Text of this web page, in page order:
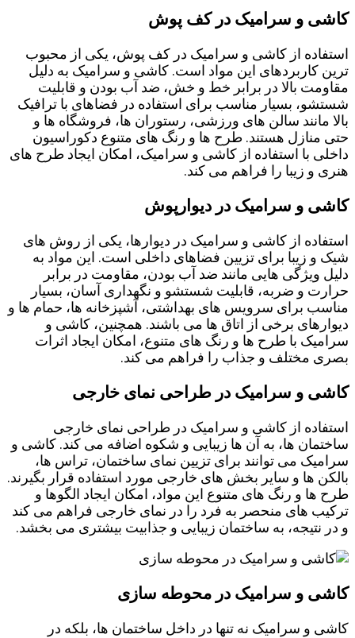
کاشی و سرامیک در کف ‌پوش
استفاده از کاشی و سرامیک در کف ‌پوش، یکی از محبوب‌
ترین کاربردهای این مواد است. کاشی و سرامیک به دلیل
مقاومت بالا در برابر خط و خش، ضد آب بودن و قابلیت
شستشو، بسیار مناسب برای استفاده در فضاهای با ترافیک
بالا مانند سالن ‌های ورزشی، رستوران‌ ها، فروشگاه‌ ها و
حتی منازل هستند. طرح ‌ها و رنگ ‌های متنوع دکوراسیون
داخلی با استفاده از کاشی و سرامیک، امکان ایجاد طرح‌ های
هنری و زیبا را فراهم می ‌کند.
کاشی و سرامیک در دیوارپوش
استفاده از کاشی و سرامیک در دیوارها، یکی از روش‌ های
شیک و زیبا برای تزیین فضاهای داخلی است. این مواد به
دلیل ویژگی‌ هایی مانند ضد آب بودن، مقاومت در برابر
حرارت و ضربه، قابلیت شستشو و نگهداری آسان، بسیار
مناسب برای سرویس ‌های بهداشتی، آشپزخانه‌ ها، حمام‌ ها و
دیوارهای برخی از اتاق‌ ها می‌ باشند. همچنین، کاشی و
سرامیک با طرح‌ ها و رنگ ‌های متنوع، امکان ایجاد اثرات
بصری مختلف و جذاب را فراهم می ‌کند.
کاشی و سرامیک در طراحی نمای خارجی
استفاده از کاشی و سرامیک در طراحی نمای خارجی
ساختمان ‌ها، به آن ‌ها زیبایی و شکوه اضافه می‌ کند. کاشی و
سرامیک می‌ توانند برای تزیین نمای ساختمان، تراس‌ ها،
بالکن ‌ها و سایر بخش ‌های خارجی مورد استفاده قرار بگیرند.
طرح ‌ها و رنگ‌ های متنوع این مواد، امکان ایجاد الگوها و
ترکیب های منحصر به فرد را در نمای خارجی فراهم می ‌کند
و در نتیجه، به ساختمان زیبایی و جذابیت بیشتری می ‌بخشد.
کاشی و سرامیک در محوطه ‌سازی
کاشی و سرامیک نه تنها در داخل ساختمان‌ ها، بلکه در